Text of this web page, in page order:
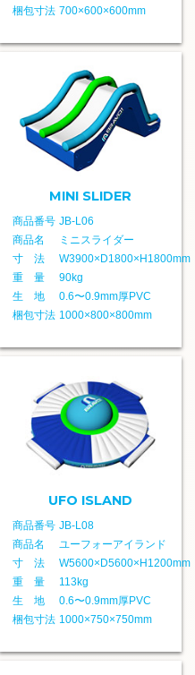
梱包寸法 700×600×600mm
MINI SLIDER
商品番号 JB-L06
商品名
ミニスライダー
寸 法
W3900×D1800×H1800mm
重 量
90kg
生 地
0.6〜0.9mm厚PVC
梱包寸法 1000×800×800mm
UFO ISLAND
商品番号 JB-L08
商品名
ユーフォーアイランド
寸 法
W5600×D5600×H1200mm
重 量
113kg
生 地
0.6〜0.9mm厚PVC
梱包寸法 1000×750×750mm